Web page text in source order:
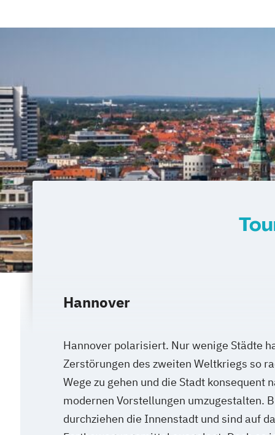
Hannover
Hannover polarisiert. Nur wenige Städte
Zerstörungen des zweiten Weltkriegs so
Wege zu gehen und die Stadt konsequent
modernen Vorstellungen umzugestalten.
durchziehen die Innenstadt und sind auf